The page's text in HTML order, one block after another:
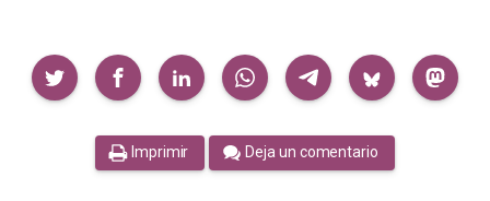
Compartir
Imprimir Deja un comentario